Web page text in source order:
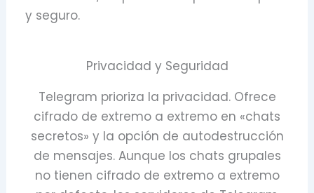
y seguro.
Privacidad y Seguridad
Telegram prioriza la privacidad. Ofrece
cifrado de extremo a extremo en «chats
secretos» y la opción de autodestrucción
de mensajes. Aunque los chats grupales
no tienen cifrado de extremo a extremo